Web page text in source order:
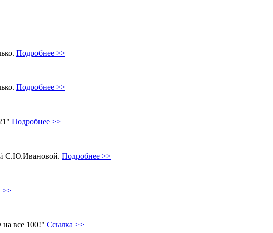
Подробнее >>
Подробнее >>
Подробнее >>
С.Ю.Ивановой. Подробнее >>
>>
все 100!" Ссылка >>